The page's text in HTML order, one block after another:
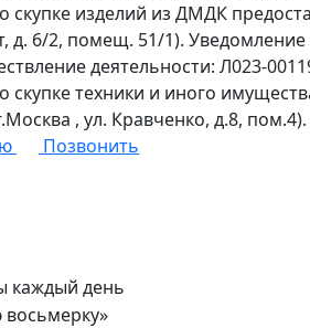
скупке изделий из ДМДК
д. 6/2, помещ. 51/1).
деятельности: Л023-
скупке техники и иного
, ул. Кравченко, д.8, пом.4).
Позвонить